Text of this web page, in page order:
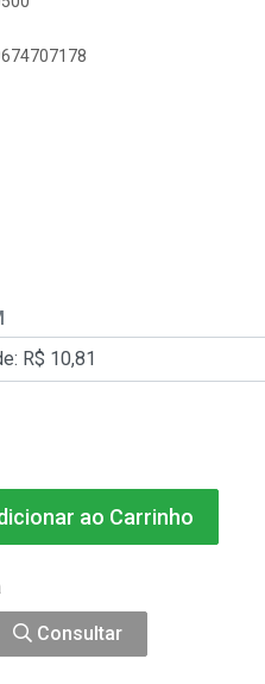
ao Carrinho
Consultar